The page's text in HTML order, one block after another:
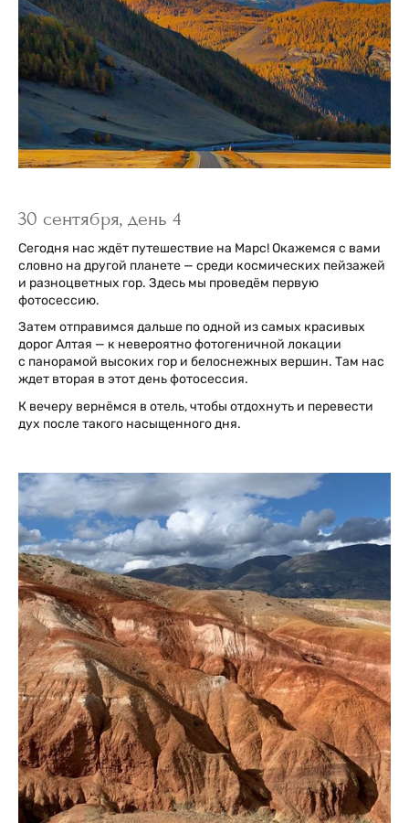
30 сентября, день 4
Сегодня нас ждёт путешествие на Марс! Окажемся с вами
словно на другой планете — среди космических пейзажей
и разноцветных гор. Здесь мы проведём первую
фотосессию.
Затем отправимся дальше по одной из самых красивых
дорог Алтая — к невероятно фотогеничной локации
с панорамой высоких гор и белоснежных вершин. Там нас
ждет вторая в этот день фотосессия.
К вечеру вернёмся в отель, чтобы отдохнуть и перевести
дух после такого насыщенного дня.